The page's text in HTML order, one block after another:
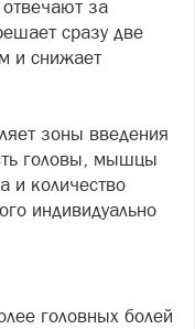
за
сразу две
и снижает
зоны введения
головы, мышцы
и количество
индивидуально
головных болей